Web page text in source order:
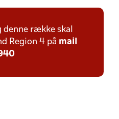
række skal
Region 4 på mail